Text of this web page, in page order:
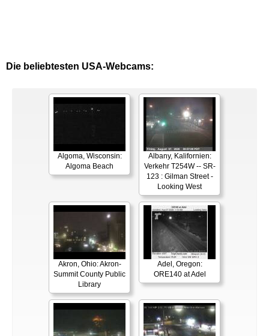
Die beliebtesten USA-Webcams:
Algoma, Wisconsin:
Algoma Beach
Albany, Kalifornien:
Verkehr T254W -- SR-
123 : Gilman Street -
Looking West
Akron, Ohio: Akron-
Summit County Public
Library
Adel, Oregon:
ORE140 at Adel